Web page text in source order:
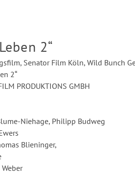
2“
Senator Film Köln, Wild Bunch
2“
PRODUKTIONS GMBH
Niehage, Philipp Budweg
Blieninger,